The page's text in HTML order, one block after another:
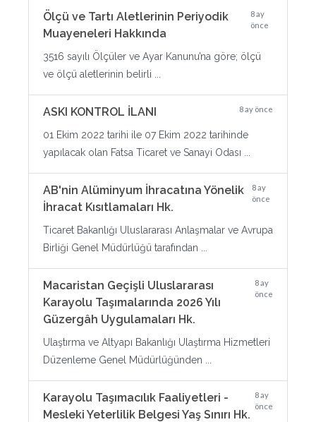
Ölçü ve Tartı Aletlerinin Periyodik
Muayeneleri Hakkında
8 ay
önce
3516 sayılı Ölçüler ve Ayar Kanunu’na göre; ölçü
ve ölçü aletlerinin belirli ...
ASKI KONTROL İLANI 8 ay önce
01 Ekim 2022 tarihi ile 07 Ekim 2022 tarihinde
yapılacak olan Fatsa Ticaret ve Sanayi Odası ...
AB'nin Alüminyum İhracatına Yönelik
İhracat Kısıtlamaları Hk.
8 ay
önce
Ticaret Bakanlığı Uluslararası Anlaşmalar ve Avrupa
Birliği Genel Müdürlüğü tarafından ...
Macaristan Geçişli Uluslararası
Karayolu Taşımalarında 2026 Yılı
Güzergâh Uygulamaları Hk.
8 ay
önce
Ulaştırma ve Altyapı Bakanlığı Ulaştırma Hizmetleri
Düzenleme Genel Müdürlüğünden ...
Karayolu Taşımacılık Faaliyetleri -
Mesleki Yeterlilik Belgesi Yaş Sınırı Hk.
8 ay
önce